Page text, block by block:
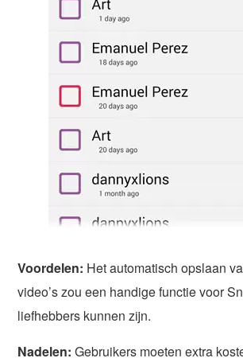
Voordelen: Het automatisch opslaan
video’s zou een handige functie voor
liefhebbers kunnen zijn.
Nadelen: Gebruikers moeten extra